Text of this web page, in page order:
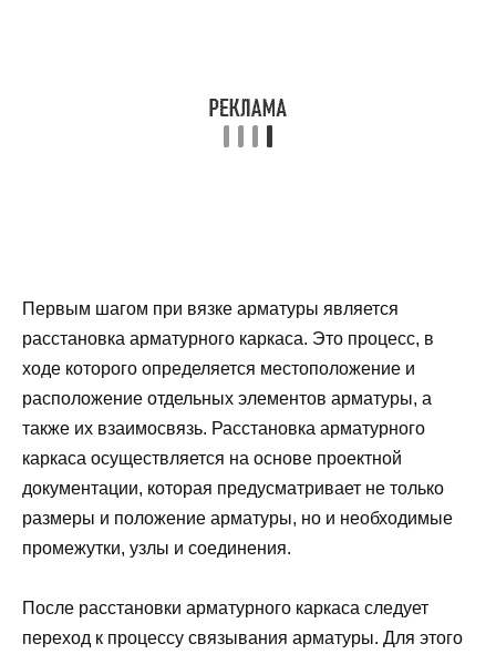
Первым шагом при вязке арматуры является
расстановка арматурного каркаса. Это процесс, в
ходе которого определяется местоположение и
расположение отдельных элементов арматуры, а
также их взаимосвязь. Расстановка арматурного
каркаса осуществляется на основе проектной
документации, которая предусматривает не только
размеры и положение арматуры, но и необходимые
промежутки, узлы и соединения.
После расстановки арматурного каркаса следует
переход к процессу связывания арматуры. Для этого